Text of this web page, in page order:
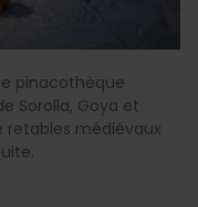
pinacothèque
Sorolla, Goya et
retables médiévaux